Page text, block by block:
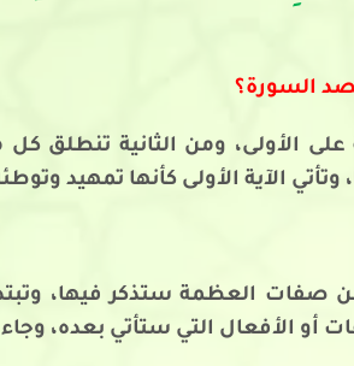
السورة؟
على الأولى، ومن الثانية
الآية الأولى كأنها تمهيد
صفات العظمة ستذكر فيها،
أو الأفعال التي ستأتي بعده،